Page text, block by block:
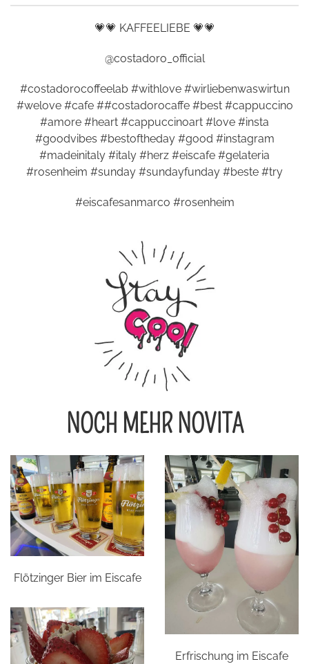
💗💗 KAFFEELIEBE 💗💗
@costadoro_official
#costadorocoffeelab #withlove #wirliebenwaswirtun
#welove #cafe ##costadorocaffe #best #cappuccino
#amore #heart #cappuccinoart #love #insta
#goodvibes #bestoftheday #good #instagram
#madeinitaly #italy #herz #eiscafe #gelateria
#rosenheim #sunday #sundayfunday #beste #try
#eiscafesanmarco #rosenheim
NOCH MEHR NOVITA
Flötzinger Bier im Eiscafe
Erfrischung im Eiscafe